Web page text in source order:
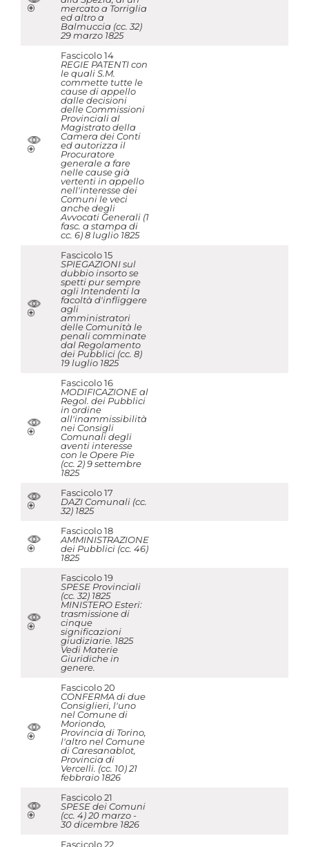
mercato a Torriglia
ed altro a
Balmuccia (cc. 32)
29 marzo 1825
Fascicolo 14
REGIE PATENTI con
le quali S.M.
commette tutte le
cause di appello
dalle decisioni
delle Commissioni
Provinciali al
Magistrato della
Camera dei Conti
ed autorizza il
Procuratore
generale a fare
nelle cause già
vertenti in appello
nell'interesse dei
Comuni le veci
anche degli
Avvocati Generali (1
fasc. a stampa di
cc. 6) 8 luglio 1825
Fascicolo 15
SPIEGAZIONI sul
dubbio insorto se
spetti pur sempre
agli Intendenti la
facoltà d'infliggere
agli
amministratori
delle Comunità le
penali comminate
dal Regolamento
dei Pubblici (cc. 8)
19 luglio 1825
Fascicolo 16
MODIFICAZIONE al
Regol. dei Pubblici
in ordine
all'inammissibilità
nei Consigli
Comunali degli
aventi interesse
con le Opere Pie
(cc. 2) 9 settembre
1825
Fascicolo 17
DAZI Comunali (cc.
32) 1825
Fascicolo 18
AMMINISTRAZIONE
dei Pubblici (cc. 46)
1825
Fascicolo 19
SPESE Provinciali
(cc. 32) 1825
MINISTERO Esteri:
trasmissione di
cinque
significazioni
giudiziarie. 1825
Vedi Materie
Giuridiche in
genere.
Fascicolo 20
CONFERMA di due
Consiglieri, l'uno
nel Comune di
Moriondo,
Provincia di Torino,
l'altro nel Comune
di Caresanablot,
Provincia di
Vercelli. (cc. 10) 21
febbraio 1826
Fascicolo 21
SPESE dei Comuni
(cc. 4) 20 marzo -
30 dicembre 1826
Fascicolo 22